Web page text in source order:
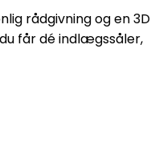
rådgivning og en 3D
får dé indlægssåler,